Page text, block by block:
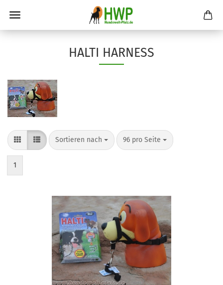
HALTI HARNESS
Sortieren nach
Sortieren nach 96 pro Seite
pro Seite
1